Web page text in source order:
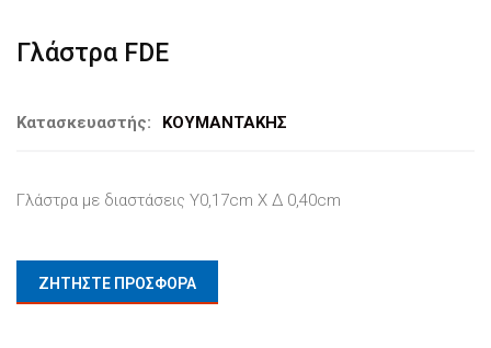
Γλάστρα FDE
Κατασκευαστής: ΚΟΥΜΑΝΤΑΚΗΣ
Γλάστρα με διαστάσεις Υ0,17cm X Δ 0,40cm
ΖΗΤΗΣΤΕ ΠΡΟΣΦΟΡΑ